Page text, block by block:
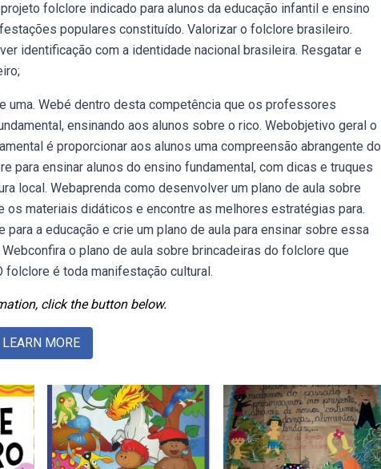
folclore indicado para alunos da educação infantil e ensino
populares constituído. Valorizar o folclore brasileiro.
identificação com a identidade nacional brasileira. Resgatar e
uma. Webé dentro desta competência que os professores
ensinando aos alunos sobre o rico. Webobjetivo geral o
é proporcionar aos alunos uma compreensão abrangente do
para ensinar alunos do ensino fundamental, com dicas e truques
local. Webaprenda como desenvolver um plano de aula sobre
os materiais didáticos e encontre as melhores estratégias para.
a educação e crie um plano de aula para ensinar sobre essa
o plano de aula sobre brincadeiras do folclore que
folclore é toda manifestação cultural.
click the button below.
LEARN MORE